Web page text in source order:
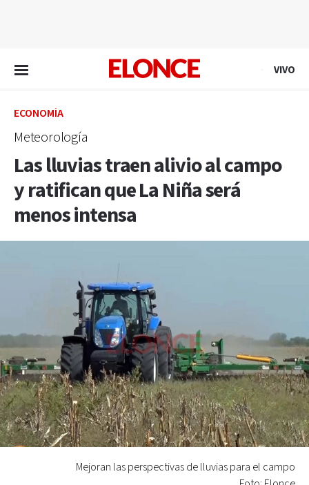
VIVO
ECONOMÍA
Meteorología
Las lluvias traen alivio al campo
y ratifican que La Niña será
menos intensa
Mejoran las perspectivas de lluvias para el campo